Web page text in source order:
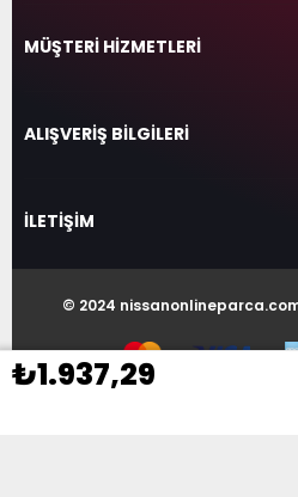
₺1.937,29
MÜŞTERİ HİZMETLERİ
ALIŞVERİŞ BİLGİLERİ
İLETİŞİM
© 2024